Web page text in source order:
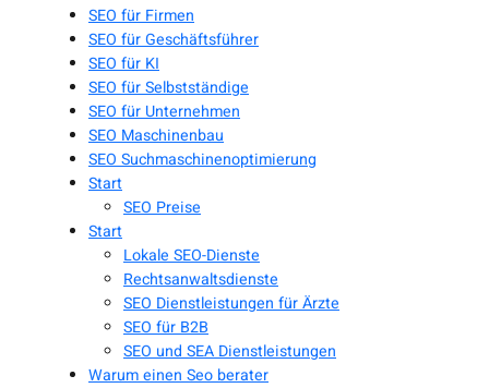
SEO für Firmen
SEO für Geschäftsführer
SEO für KI
SEO für Selbstständige
SEO für Unternehmen
SEO Maschinenbau
SEO Suchmaschinenoptimierung
Start
SEO Preise
Start
Lokale SEO-Dienste
Rechtsanwaltsdienste
SEO Dienstleistungen für Ärzte
SEO für B2B
SEO und SEA Dienstleistungen
Warum einen Seo berater